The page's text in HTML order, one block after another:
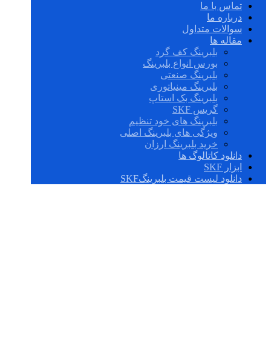
تماس با ما
درباره ما
سوالات متداول
مقاله ها
بلبرینگ کف گرد
بورس انواع بلبرینگ
بلبرینگ صنعتی
بلبرینگ مینیاتوری
بلبرینگ بک استاپ
گریس SKF
بلبرینگ های خود تنظیم
ویژگی های بلبرینگ اصلی
خرید بلبرینگ ارزان
دانلود کاتالوگ ها
ابزار SKF
دانلود لیست قیمت بلبرینگSKF